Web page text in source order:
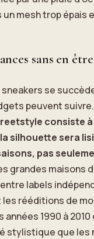
mesh trop épais
sans en
se
peuvent suivre.
consiste
silhouette sera
pas
grandes maisons
labels
rééditions de
1990 à
stylistique que les